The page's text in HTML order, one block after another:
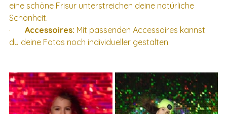
eine schöne Frisur unterstreichen deine natürliche
Schönheit.
· Accessoires: Mit passenden Accessoires kannst
du deine Fotos noch individueller gestalten.